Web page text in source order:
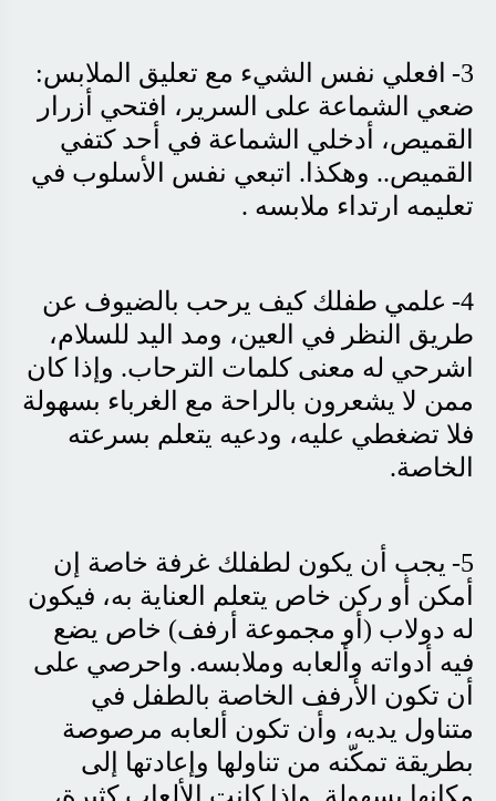
3-
افعلي نفس الشيء مع تعليق الملابس:
ضعي الشماعة على السرير، افتحي أزرار
القميص، أدخلي الشماعة في أحد كتفي
القميص.. وهكذا. اتبعي نفس الأسلوب في
تعليمه ارتداء ملابسه .
4- علمي طفلك كيف يرحب بالضيوف عن
طريق النظر في العين، ومد اليد للسلام،
اشرحي له معنى كلمات الترحاب. وإذا كان
ممن لا يشعرون بالراحة مع الغرباء بسهولة
فلا تضغطي عليه، ودعيه يتعلم بسرعته
الخاصة.
5-
يجب أن يكون لطفلك غرفة خاصة إن
أمكن أو ركن خاص يتعلم العناية به، فيكون
له دولاب (أو مجموعة أرفف) خاص يضع
فيه أدواته وألعابه وملابسه. واحرصي على
أن تكون الأرفف الخاصة بالطفل في
متناول يديه، وأن تكون ألعابه مرصوصة
بطريقة تمكّنه من تناولها وإعادتها إلى